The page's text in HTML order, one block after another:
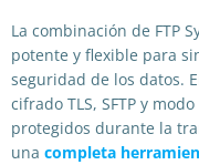
La combinación de FTP
potente y flexible para
seguridad de los datos.
cifrado TLS, SFTP y
protegidos durante la
una completa